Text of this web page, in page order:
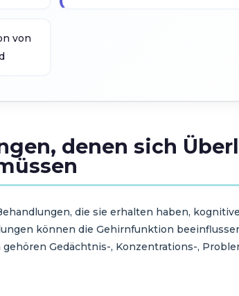
von
denen sich
die sie erhalten haben,
können die Gehirnfunktion
Gedächtnis-, Konzentrations-,